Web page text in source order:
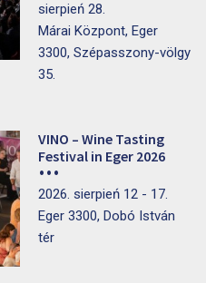
sierpień 28.
Márai Központ, Eger
3300, Szépasszony-völgy
35.
VINO – Wine Tasting
Festival in Eger 2026
2026. sierpień 12 - 17.
Eger 3300, Dobó István
tér